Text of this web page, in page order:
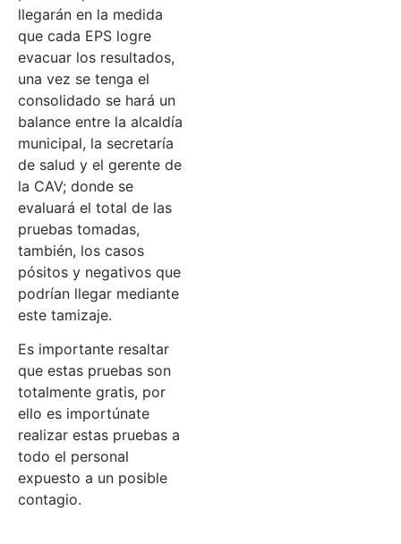
llegarán en la medida
que cada EPS logre
evacuar los resultados,
una vez se tenga el
consolidado se hará un
balance entre la alcaldía
municipal, la secretaría
de salud y el gerente de
la CAV; donde se
evaluará el total de las
pruebas tomadas,
también, los casos
pósitos y negativos que
podrían llegar mediante
este tamizaje.
Es importante resaltar
que estas pruebas son
totalmente gratis, por
ello es importúnate
realizar estas pruebas a
todo el personal
expuesto a un posible
contagio.